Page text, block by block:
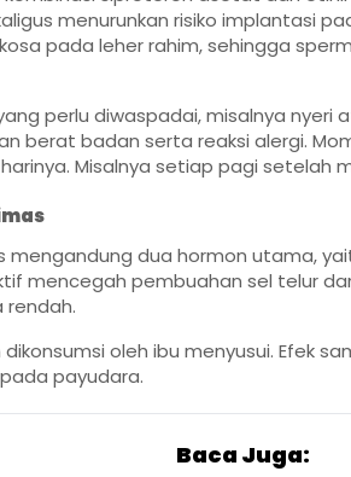
menurunkan risiko implantasi
pada leher rahim, sehingga
perlu diwaspadai, misalnya nyeri
berat badan serta reaksi alergi.
Misalnya setiap pagi setelah
mengandung dua hormon utama,
mencegah pembuahan sel telur
rendah.
oleh ibu menyusui. Efek
payudara.
Baca Juga: